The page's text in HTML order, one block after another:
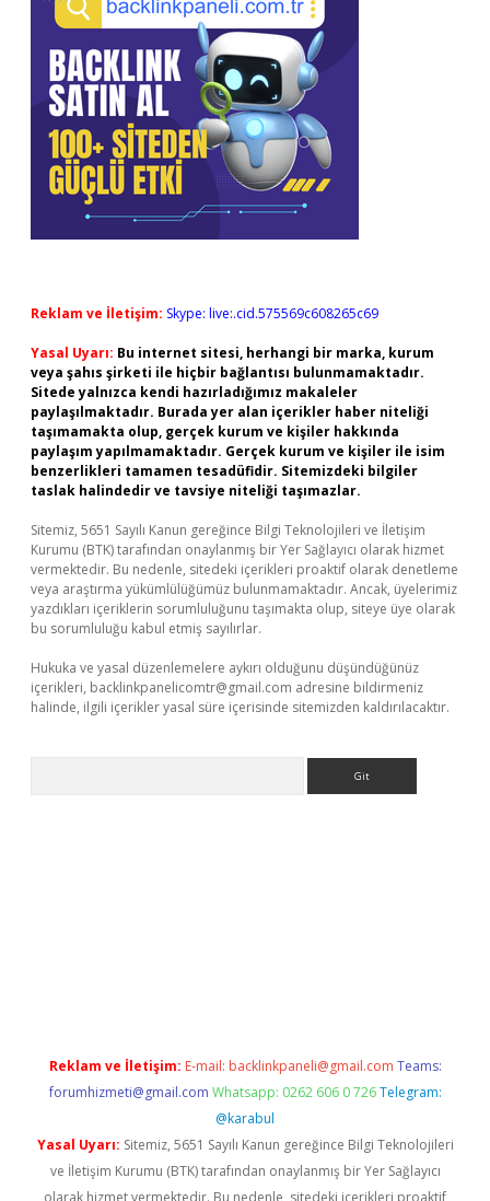
Reklam ve İletişim: Skype: live:.cid.575569c608265c69
Yasal Uyarı: Bu internet sitesi, herhangi bir marka, kurum
veya şahıs şirketi ile hiçbir bağlantısı bulunmamaktadır.
Sitede yalnızca kendi hazırladığımız makaleler
paylaşılmaktadır. Burada yer alan içerikler haber niteliği
taşımamakta olup, gerçek kurum ve kişiler hakkında
paylaşım yapılmamaktadır. Gerçek kurum ve kişiler ile isim
benzerlikleri tamamen tesadüfidir. Sitemizdeki bilgiler
taslak halindedir ve tavsiye niteliği taşımazlar.
Sitemiz, 5651 Sayılı Kanun gereğince Bilgi Teknolojileri ve İletişim
Kurumu (BTK) tarafından onaylanmış bir Yer Sağlayıcı olarak hizmet
vermektedir. Bu nedenle, sitedeki içerikleri proaktif olarak denetleme
veya araştırma yükümlülüğümüz bulunmamaktadır. Ancak, üyelerimiz
yazdıkları içeriklerin sorumluluğunu taşımakta olup, siteye üye olarak
bu sorumluluğu kabul etmiş sayılırlar.
Hukuka ve yasal düzenlemelere aykırı olduğunu düşündüğünüz
içerikleri, backlinkpanelicomtr@gmail.com adresine bildirmeniz
halinde, ilgili içerikler yasal süre içerisinde sitemizden kaldırılacaktır.
Reklam ve İletişim: E-mail: backlinkpaneli@gmail.com Teams:
forumhizmeti@gmail.com Whatsapp: 0262 606 0 726 Telegram:
@karabul
Yasal Uyarı: Sitemiz, 5651 Sayılı Kanun gereğince Bilgi Teknolojileri
ve İletişim Kurumu (BTK) tarafından onaylanmış bir Yer Sağlayıcı
olarak hizmet vermektedir. Bu nedenle, sitedeki içerikleri proaktif